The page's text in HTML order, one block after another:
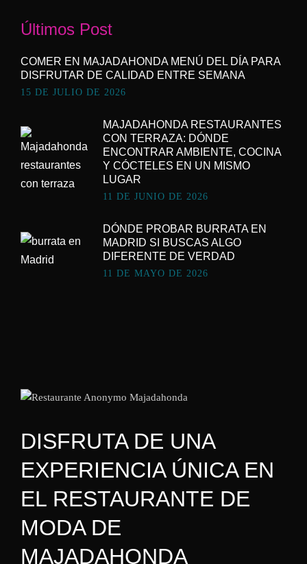
Últimos Post
COMER EN MAJADAHONDA MENÚ DEL DÍA PARA
DISFRUTAR DE CALIDAD ENTRE SEMANA
15 DE JULIO DE 2026
MAJADAHONDA RESTAURANTES
CON TERRAZA: DÓNDE
ENCONTRAR AMBIENTE, COCINA
Y CÓCTELES EN UN MISMO
LUGAR
11 DE JUNIO DE 2026
DÓNDE PROBAR BURRATA EN
MADRID SI BUSCAS ALGO
DIFERENTE DE VERDAD
11 DE MAYO DE 2026
DISFRUTA DE UNA
EXPERIENCIA ÚNICA EN
EL RESTAURANTE DE
MODA DE
MAJADAHONDA